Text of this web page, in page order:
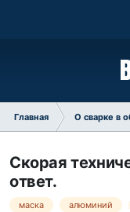
Главная О сварке в
Скорая
ответ.
маска алюминий